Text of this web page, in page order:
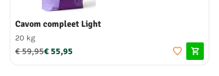
Cavom compleet Light
20 kg
€ 59,95€ 55,95